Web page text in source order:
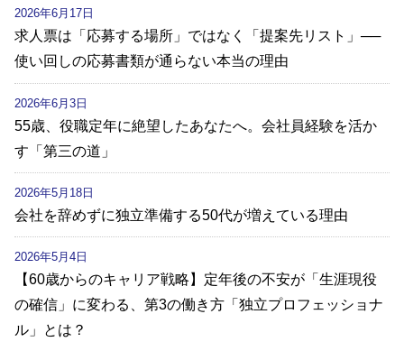
求人票は「応募する場所」ではなく「提案先リスト」──
使い回しの応募書類が通らない本当の理由
2026年6月17日
55歳、役職定年に絶望したあなたへ。会社員経験を活か
す「第三の道」
2026年6月3日
会社を辞めずに独立準備する50代が増えている理由
2026年5月18日
【60歳からのキャリア戦略】定年後の不安が「生涯現役
の確信」に変わる、第3の働き方「独立プロフェッショナ
ル」とは？
2026年5月4日